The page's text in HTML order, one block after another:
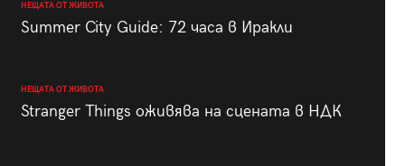
НЕЩАТА ОТ ЖИВОТА
Summer City Guide: 72 часа в Иракли
НЕЩАТА ОТ ЖИВОТА
Stranger Things оживява на сцената в НДК